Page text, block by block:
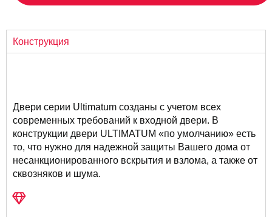
Конструкция
Двери серии Ultimatum созданы с учетом всех
современных требований к входной двери. В
конструкции двери ULTIMATUM «по умолчанию» есть
то, что нужно для надежной защиты Вашего дома от
несанкционированного вскрытия и взлома, а также от
сквозняков и шума.